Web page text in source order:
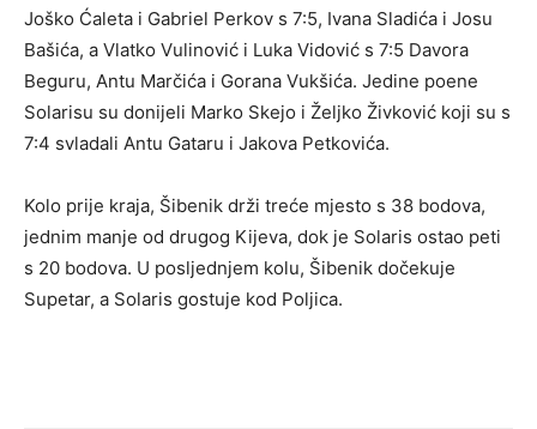
Joško Ćaleta i Gabriel Perkov s 7:5, Ivana Sladića i Josu
Bašića, a Vlatko Vulinović i Luka Vidović s 7:5 Davora
Beguru, Antu Marčića i Gorana Vukšića. Jedine poene
Solarisu su donijeli Marko Skejo i Željko Živković koji su s
7:4 svladali Antu Gataru i Jakova Petkovića.
Kolo prije kraja, Šibenik drži treće mjesto s 38 bodova,
jednim manje od drugog Kijeva, dok je Solaris ostao peti
s 20 bodova. U posljednjem kolu, Šibenik dočekuje
Supetar, a Solaris gostuje kod Poljica.